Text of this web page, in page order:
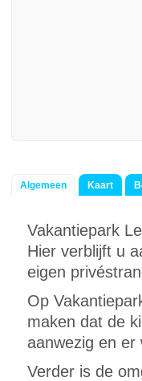
Algemeen Kaart
Vakantiepark
Hier verblijft u
eigen
Op
maken dat de
aanwezig en er
Verder is de